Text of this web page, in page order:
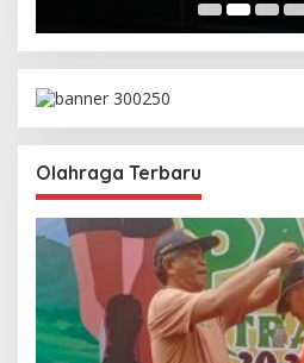
Olahraga Terbaru